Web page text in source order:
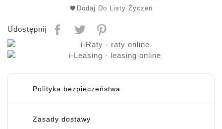
Dodaj Do Listy Życzeń
Udostępnij
Polityka bezpieczeństwa
Zasady dostawy